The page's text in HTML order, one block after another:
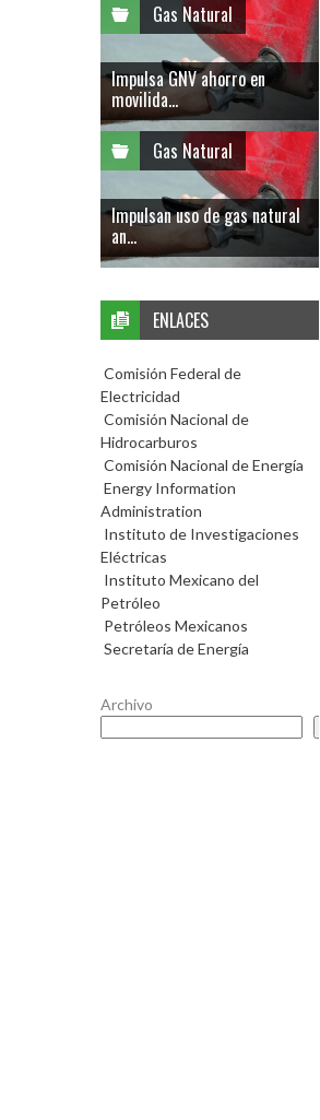
Gas Natural
Impulsa GNV ahorro en
movilida...
Gas Natural
Impulsan uso de gas natural
an...
ENLACES
Comisión Federal de
Electricidad
Comisión Nacional de
Hidrocarburos
Comisión Nacional de Energía
Energy Information
Administration
Instituto de Investigaciones
Eléctricas
Instituto Mexicano del
Petróleo
Petróleos Mexicanos
Secretaría de Energía
Archivo